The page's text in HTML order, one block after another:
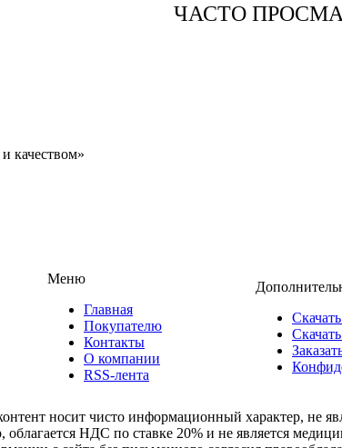
ЧАСТО
качеством»
Меню
Главная
Покупателю
Контакты
О компании
RSS-лента
носит чисто информационный характер, не
НДС по ставке 20% и не является